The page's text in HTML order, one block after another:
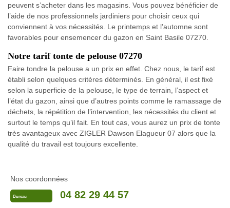
peuvent s’acheter dans les magasins. Vous pouvez bénéficier de
l’aide de nos professionnels jardiniers pour choisir ceux qui
conviennent à vos nécessités. Le printemps et l’automne sont
favorables pour ensemencer du gazon en Saint Basile 07270.
Notre tarif tonte de pelouse 07270
Faire tondre la pelouse a un prix en effet. Chez nous, le tarif est
établi selon quelques critères déterminés. En général, il est fixé
selon la superficie de la pelouse, le type de terrain, l’aspect et
l’état du gazon, ainsi que d’autres points comme le ramassage de
déchets, la répétition de l’intervention, les nécessités du client et
surtout le temps qu’il fait. En tout cas, vous aurez un prix de tonte
très avantageux avec ZIGLER Dawson Elagueur 07 alors que la
qualité du travail est toujours excellente.
Nos coordonnées
Bureau 04 82 29 44 57